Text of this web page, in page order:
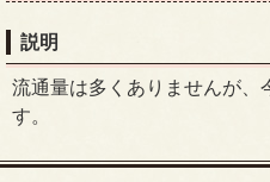
説明
流通量は多くありませんが、
す。